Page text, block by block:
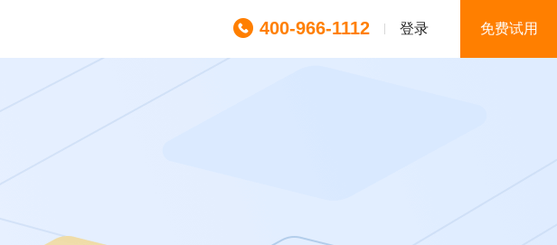
400-966-1112 登录 免费试用